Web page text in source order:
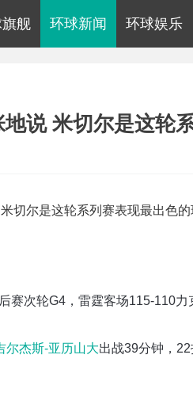
舰 环球新闻 环球娱乐
说 米切尔是这轮
赛次轮G4，雷霆客场115-110力
尔杰斯-亚历山大出战39分钟，